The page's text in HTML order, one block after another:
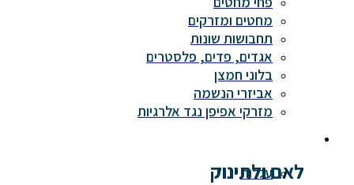
מחטים ומזרקים
תחבושות שונות
אגדים, פדים, פלסטרים
בלוני חמצן
אביזרי הנשמה
מזרקי אפיפן נגד אלרגיות
לאם ולתינוק
עגלות